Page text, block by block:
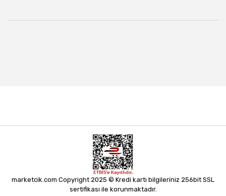
marketcik.com Copyright 2025 © Kredi kartı bilgileriniz 256bit SSL
sertifikası ile korunmaktadır.